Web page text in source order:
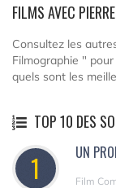
FILMS AVEC
Consultez les
Filmographie "
quels sont les
TOP 10 DES
1 UN
Film